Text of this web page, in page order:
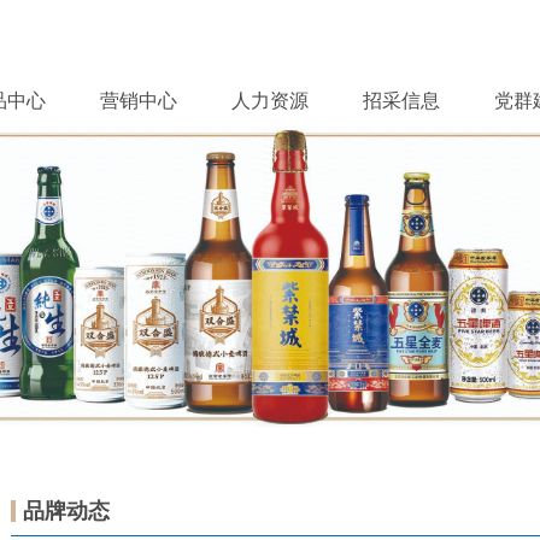
中心 营销中心 人力资源 招采信息 党群
品牌动态